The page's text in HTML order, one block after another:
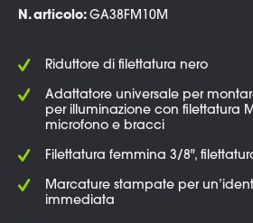
N. articolo: GA38FM10M
Riduttore di filettatura nero
Adattatore universale per
per illuminazione con filettatura
microfono e bracci
Filettatura femmina 3/8",
Marcature stampate per
immediata